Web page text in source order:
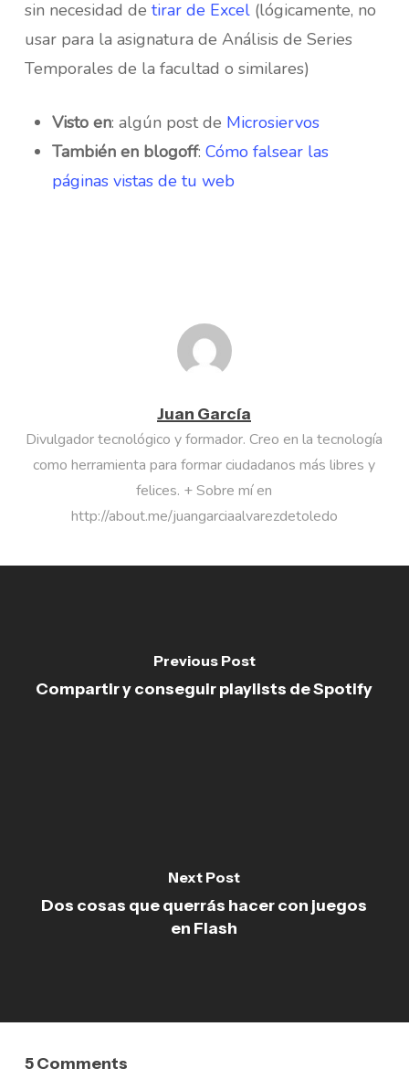
sin necesidad de tirar de Excel(lógicamente, no
usar para la asignatura de Análisis de Series
Temporales de la facultad o similares)
Visto en: algún post de Microsiervos
También en blogoff: Cómo falsear las
páginas vistas de tu web
Juan García
Divulgador tecnológico y formador. Creo en la tecnología
como herramienta para formar ciudadanos más libres y
felices. + Sobre mí en
http://about.me/juangarciaalvarezdetoledo
Previous Post
Compartir y conseguir playlists de Spotify
Next Post
Dos cosas que querrás hacer con juegos
en Flash
5 Comments